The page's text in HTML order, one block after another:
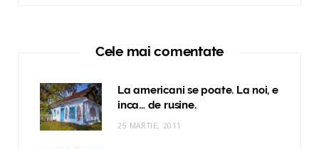
Cele mai comentate
La americani se poate. La noi, e
inca… de rusine.
25 MARTIE, 2011